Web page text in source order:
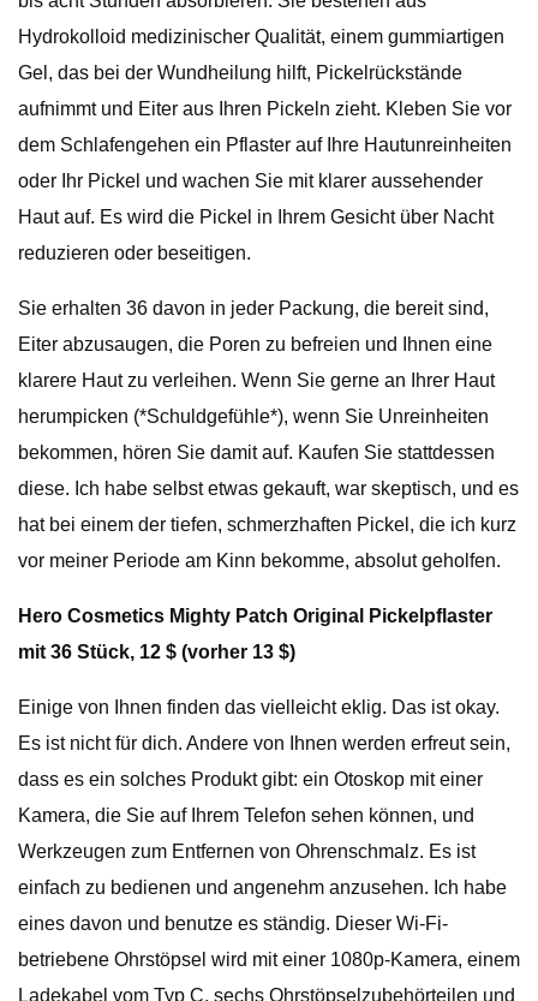
Hydrokolloid medizinischer Qualität, einem gummiartigen
Gel, das bei der Wundheilung hilft, Pickelrückstände
aufnimmt und Eiter aus Ihren Pickeln zieht. Kleben Sie vor
dem Schlafengehen ein Pflaster auf Ihre Hautunreinheiten
oder Ihr Pickel und wachen Sie mit klarer aussehender
Haut auf. Es wird die Pickel in Ihrem Gesicht über Nacht
reduzieren oder beseitigen.
Sie erhalten 36 davon in jeder Packung, die bereit sind,
Eiter abzusaugen, die Poren zu befreien und Ihnen eine
klarere Haut zu verleihen. Wenn Sie gerne an Ihrer Haut
herumpicken (*Schuldgefühle*), wenn Sie Unreinheiten
bekommen, hören Sie damit auf. Kaufen Sie stattdessen
diese. Ich habe selbst etwas gekauft, war skeptisch, und es
hat bei einem der tiefen, schmerzhaften Pickel, die ich kurz
vor meiner Periode am Kinn bekomme, absolut geholfen.
Hero Cosmetics Mighty Patch Original Pickelpflaster
mit 36 ​​Stück, 12 $ (vorher 13 $)
Einige von Ihnen finden das vielleicht eklig. Das ist okay.
Es ist nicht für dich. Andere von Ihnen werden erfreut sein,
dass es ein solches Produkt gibt: ein Otoskop mit einer
Kamera, die Sie auf Ihrem Telefon sehen können, und
Werkzeugen zum Entfernen von Ohrenschmalz. Es ist
einfach zu bedienen und angenehm anzusehen. Ich habe
eines davon und benutze es ständig. Dieser Wi-Fi-
betriebene Ohrstöpsel wird mit einer 1080p-Kamera, einem
Ladekabel vom Typ C, sechs Ohrstöpselzubehörteilen und